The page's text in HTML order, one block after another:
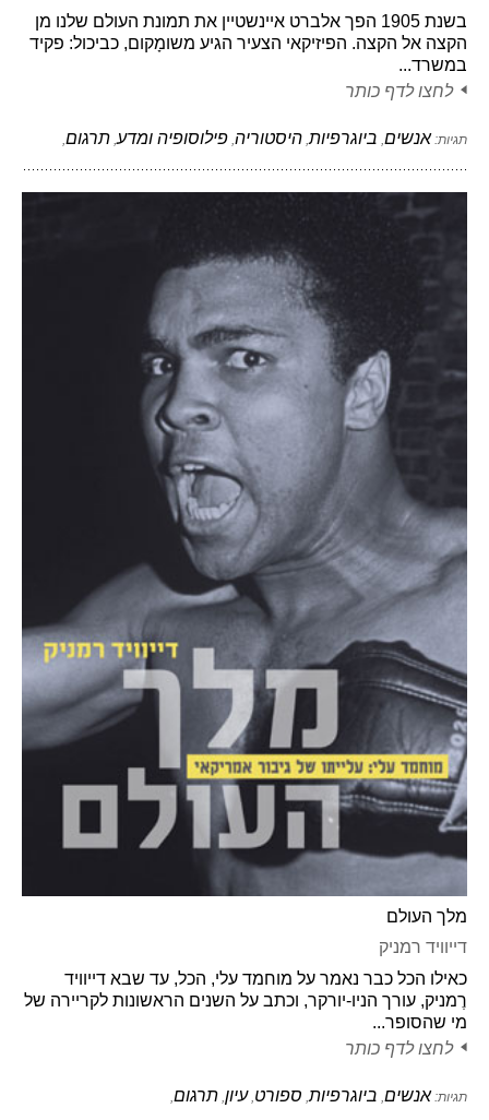
בשנת 1905 הפך אלברט איינשטיין את תמונת העולם שלנו מן
הקצה אל הקצה. הפיזיקאי הצעיר הגיע משומָקום, כביכול: פקיד
במשרד...
לחצו לדף כותר
תגיות: אנשים, ביוגרפיות, היסטוריה, פילוסופיה ומדע, תרגום,
מלך העולם
דייוויד רמניק
כאילו הכל כבר נאמר על מוחמד עלי, הכל, עד שבא דייוויד
רֶמניק, עורך הניו-יורקר, וכתב על השנים הראשונות לקריירה של
מי שהסופר...
לחצו לדף כותר
תגיות:אנשים, ביוגרפיות, ספורט,עיון, תרגום,